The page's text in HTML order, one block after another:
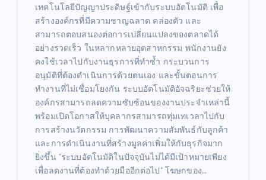
เทคโนโลยีปัญญาประดิษฐ์เข้ากับระบบอัตโนมัติ เพื่อ
สร้างองค์กรที่มีความชาญฉลาด คล่องตัว และ
สามารถตอบสนองต่อการเปลี่ยนแปลงของตลาดได้
อย่างรวดเร็ว ในหลากหลายอุตสาหกรรม พนักงานยัง
คงใช้เวลาไปกับงานธุรการที่ทำซ้ำ กระบวนการ
อนุมัติที่ต้องดำเนินการด้วยตนเอง และขั้นตอนการ
ทำงานที่ไม่เชื่อมโยงกัน ระบบอัตโนมัติอัจฉริยะช่วยให้
องค์กรสามารถลดความซับซ้อนของงานประจำเหล่านี้
พร้อมเปิดโอกาสให้บุคลากรสามารถทุ่มเทเวลาไปกับ
การสร้างนวัตกรรม การพัฒนาความสัมพันธ์กับลูกค้า
และการดำเนินงานที่สร้างมูลค่าเพิ่มให้กับธุรกิจมาก
ยิ่งขึ้น “ระบบอัตโนมัติในปัจจุบันไม่ได้มีเป้าหมายเพียง
เพื่อลดงานที่ต้องทำด้วยมืออีกต่อไป” โฆษกของ…